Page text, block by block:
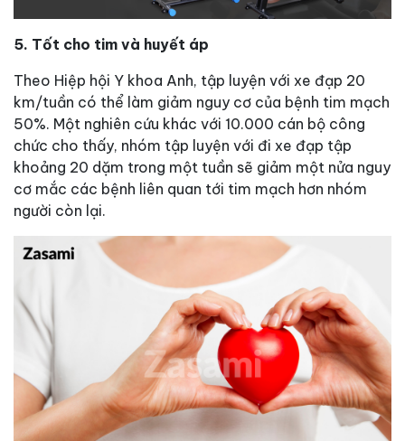
5. Tốt cho tim và huyết áp
Theo Hiệp hội Y khoa Anh, tập luyện với xe đạp 20
km/tuần có thể làm giảm nguy cơ của bệnh tim mạch
50%. Một nghiên cứu khác với 10.000 cán bộ công
chức cho thấy, nhóm tập luyện với đi xe đạp tập
khoảng 20 dặm trong một tuần sẽ giảm một nửa nguy
cơ mắc các bệnh liên quan tới tim mạch hơn nhóm
người còn lại.